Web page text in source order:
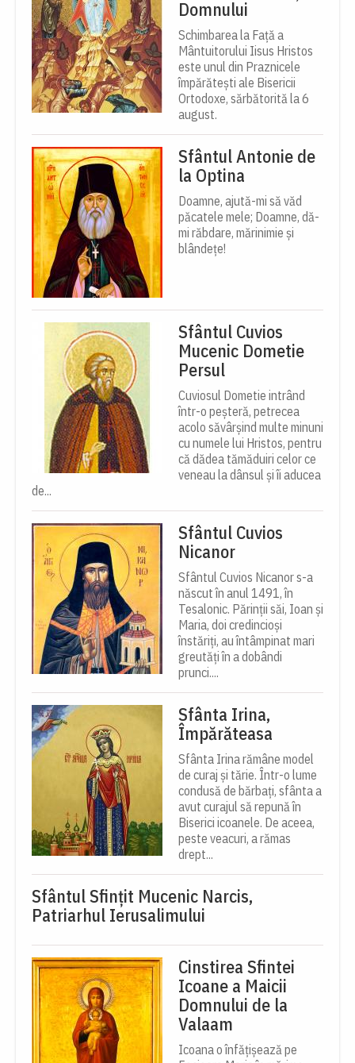
Domnului
Schimbarea la Față a
Mântuitorului Iisus Hristos
este unul din Praznicele
împărătești ale Bisericii
Ortodoxe, sărbătorită la 6
august.
Sfântul Antonie de
la Optina
Doamne, ajută-mi să văd
păcatele mele; Doamne, dă-
mi răbdare, mărinimie şi
blândeţe!
Sfântul Cuvios
Mucenic Dometie
Persul
Cuviosul Dometie intrând
într-o peșteră, petrecea
acolo săvârșind multe minuni
cu numele lui Hristos, pentru
că dădea tămăduiri celor ce
veneau la dânsul și îi aducea
de...
Sfântul Cuvios
Nicanor
Sfântul Cuvios Nicanor s-a
născut în anul 1491, în
Tesalonic. Părinții săi, Ioan și
Maria, doi credincioși
înstăriți, au întâmpinat mari
greutăți în a dobândi
prunci....
Sfânta Irina,
Împărăteasa
Sfânta Irina rămâne model
de curaj și tărie. Într-o lume
condusă de bărbați, sfânta a
avut curajul să repună în
Biserici icoanele. De aceea,
peste veacuri, a rămas
drept...
Sfântul Sfinţit Mucenic Narcis,
Patriarhul Ierusalimului
Cinstirea Sfintei
Icoane a Maicii
Domnului de la
Valaam
Icoana o înfățișează pe